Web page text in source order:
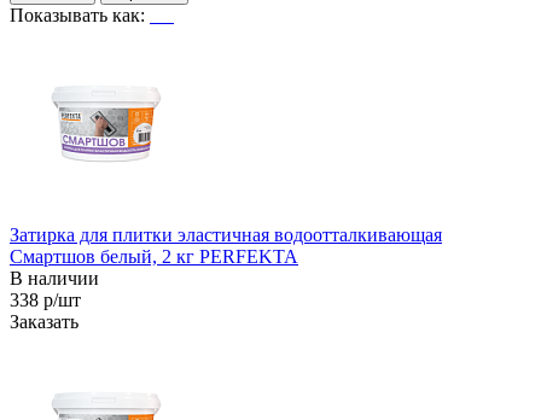
Показывать как:
Затирка для плитки эластичная водоотталкивающая
Смартшов белый, 2 кг PERFEKTA
В наличии
338 р/шт
Заказать